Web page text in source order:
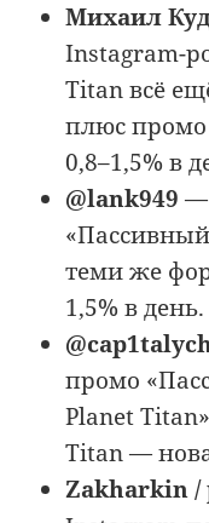
Михаил
Instagram-
Titan всё
плюс промо
0,8–1,5% в
@lank949 —
теми же
1,5% в день.
промо
Planet
Titan —
Zakharkin